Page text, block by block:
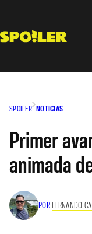
contenido
SPOILER NOTICIAS
Primer
animada
POR FERNANDO